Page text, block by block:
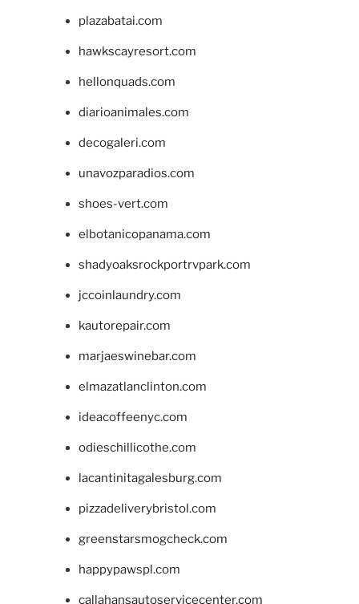
plazabatai.com
hawkscayresort.com
hellonquads.com
diarioanimales.com
decogaleri.com
unavozparadios.com
shoes-vert.com
elbotanicopanama.com
shadyoaksrockportrvpark.com
jccoinlaundry.com
kautorepair.com
marjaeswinebar.com
elmazatlanclinton.com
ideacoffeenyc.com
odieschillicothe.com
lacantinitagalesburg.com
pizzadeliverybristol.com
greenstarsmogcheck.com
happypawspl.com
callahansautoservicecenter.com